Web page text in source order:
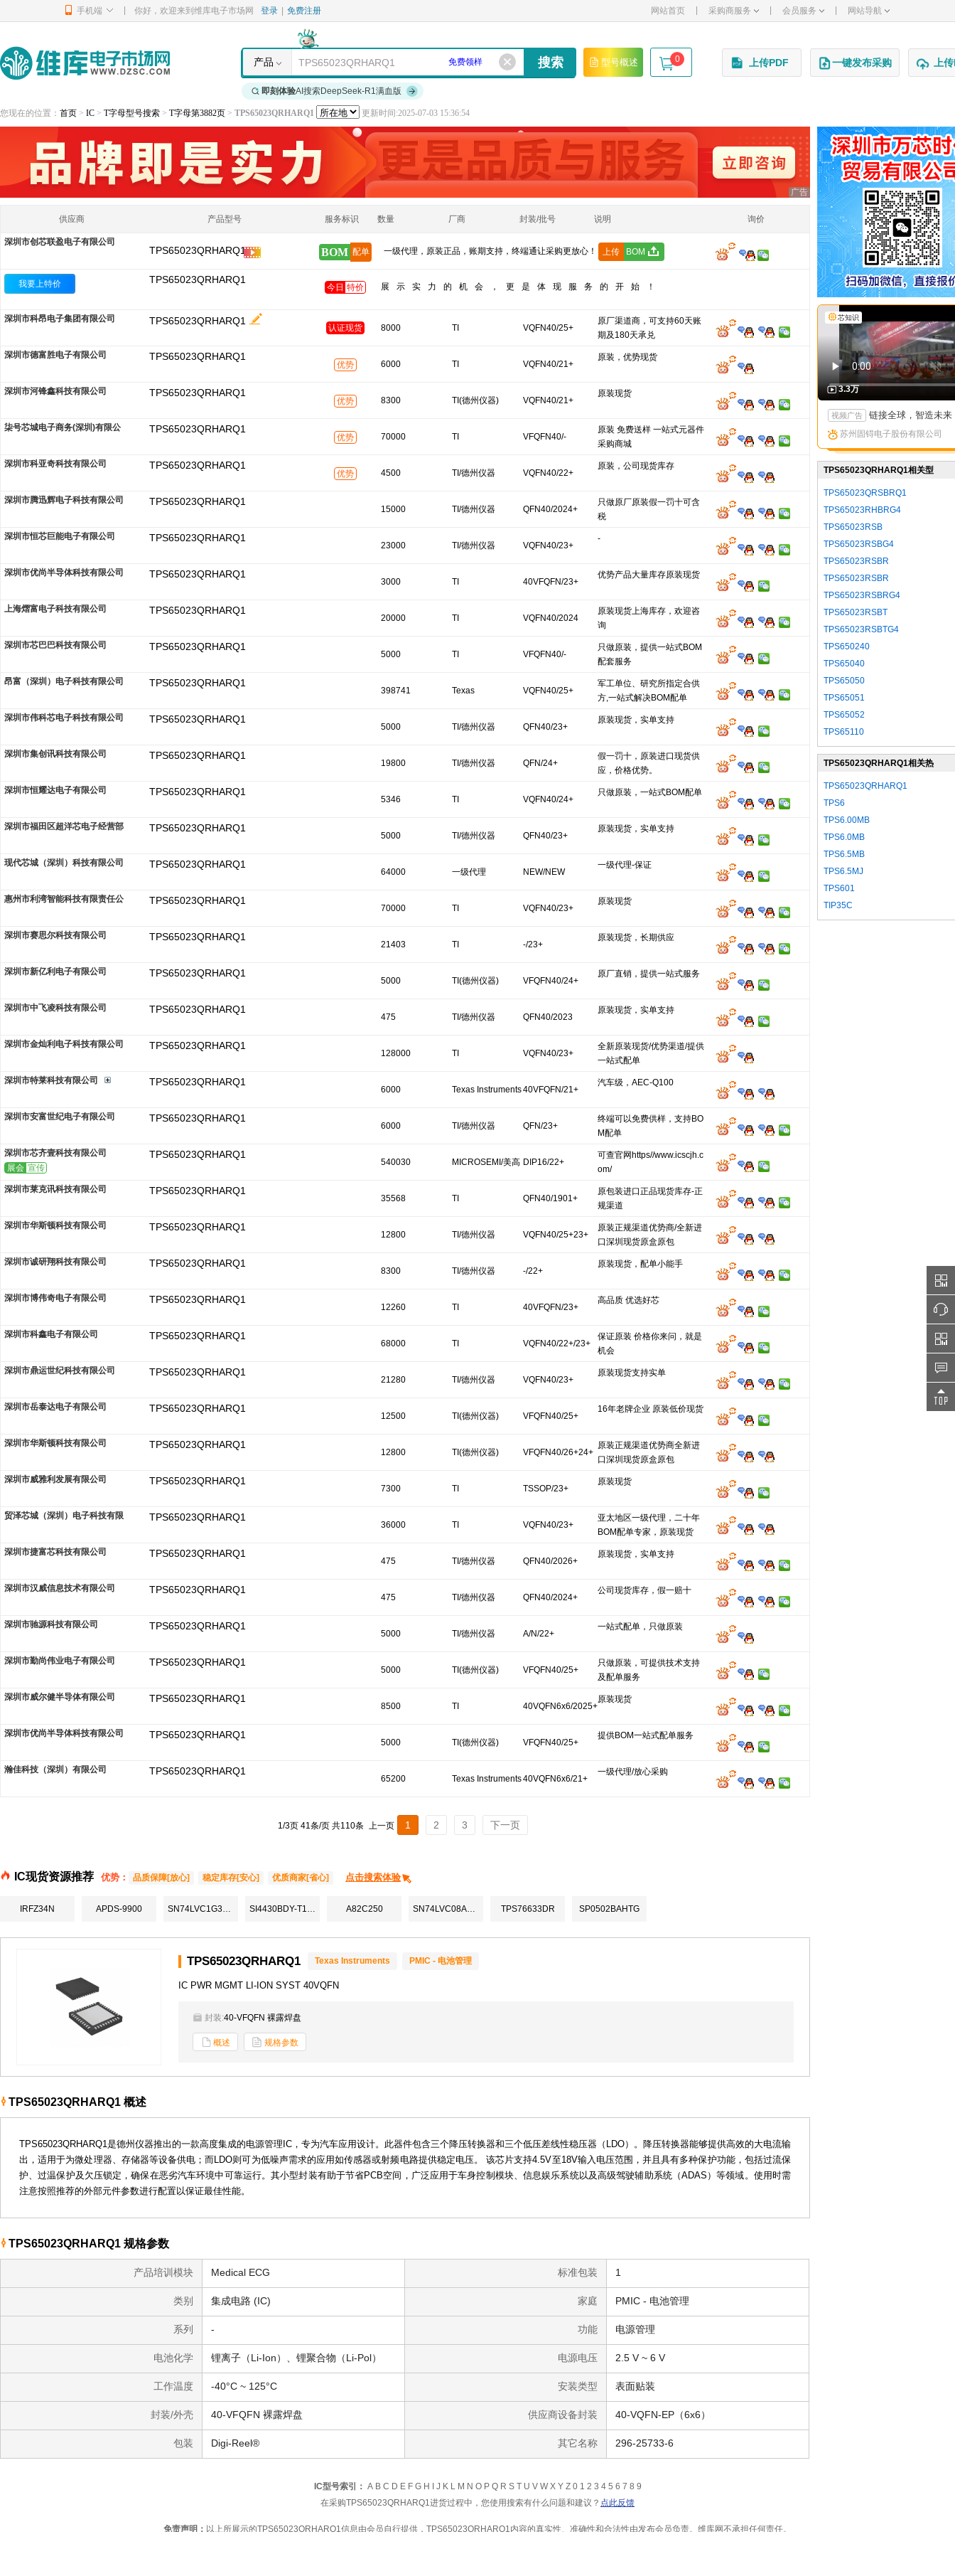
手机端 你好，欢迎来到维库电子市场网 登录 免费注册 网站首页 采购商服务 会员服务 网站导航
产品 免费领样 型号概述 0
即刻体验AI搜索DeepSeek-R1满血版
上传PDF 一键发布采购 上
您现在的位置： 首页 > IC > T字母型号搜索 > T字母第3882页 > TPS65023QRHARQ1 更新时间:2025-07-03 15:36:54
广告
供应商 产品型号 服务标识 数量 厂商 封装/批号 说明 询价
深圳市创芯联盈电子有限公司
TPS65023QRHARQ1 BOM 配单 一级代理，原装正品，账期支持，终端通让采购更放心！ 上传 BOM
我要上特价 TPS65023QRHARQ1
今日 特价 展示实力的机会，更是体现服务的开始！
深圳市科昂电子集团有限公司 TPS65023QRHARQ1
认证现货 8000 TI VQFN40/25+
原厂渠道商，可支持60天账
期及180天承兑
深圳市德富胜电子有限公司
TPS65023QRHARQ1
优势 6000 TI VQFN40/21+
原装，优势现货
深圳市河锋鑫科技有限公司 TPS65023QRHARQ1
优势 8300 TI(德州仪器) VQFN40/21+
原装现货
柒号芯城电子商务(深圳)有限公 TPS65023QRHARQ1
优势 70000 TI VFQFN40/-
原装 免费送样 一站式元器件
采购商城
深圳市科亚奇科技有限公司
TPS65023QRHARQ1
优势 4500 TI/德州仪器 VQFN40/22+
原装，公司现货库存
深圳市腾迅辉电子科技有限公司 TPS65023QRHARQ1
15000 TI/德州仪器 QFN40/2024+
只做原厂原装假一罚十可含
税
深圳市恒芯巨能电子有限公司
TPS65023QRHARQ1
23000 TI/德州仪器 VQFN40/23+
-
深圳市优尚半导体科技有限公司 TPS65023QRHARQ1
3000 TI 40VFQFN/23+
优势产品大量库存原装现货
上海熠富电子科技有限公司 TPS65023QRHARQ1
20000 TI VQFN40/2024
原装现货上海库存，欢迎咨
询
深圳市芯巴巴科技有限公司
TPS65023QRHARQ1
5000 TI VFQFN40/-
只做原装，提供一站式BOM
配套服务
昂富（深圳）电子科技有限公司
TPS65023QRHARQ1
398741 Texas
Instruments/德州
VQFN40/25+
军工单位、研究所指定合供
方,一站式解决BOM配单
深圳市伟科芯电子科技有限公司
TPS65023QRHARQ1
5000 TI/德州仪器 QFN40/23+
原装现货，实单支持
深圳市集创讯科技有限公司 TPS65023QRHARQ1
19800 TI/德州仪器 QFN/24+
假一罚十，原装进口现货供
应，价格优势。
深圳市恒耀达电子有限公司
TPS65023QRHARQ1
5346 TI VQFN40/24+
只做原装，一站式BOM配单
深圳市福田区超洋芯电子经营部 TPS65023QRHARQ1
5000 TI/德州仪器 QFN40/23+
原装现货，实单支持
现代芯城（深圳）科技有限公司 TPS65023QRHARQ1
64000 一级代理 NEW/NEW
一级代理-保证
惠州市利湾智能科技有限责任公 TPS65023QRHARQ1
70000 TI VQFN40/23+
原装现货
深圳市赛思尔科技有限公司 TPS65023QRHARQ1
21403 TI -/23+
原装现货，长期供应
深圳市新亿利电子有限公司 TPS65023QRHARQ1
5000 TI(德州仪器) VFQFN40/24+
原厂直销，提供一站式服务
深圳市中飞凌科技有限公司 TPS65023QRHARQ1
475 TI/德州仪器 QFN40/2023
原装现货，实单支持
深圳市金灿利电子科技有限公司 TPS65023QRHARQ1
128000 TI VQFN40/23+
全新原装现货/优势渠道/提供
一站式配单
深圳市特莱科技有限公司
TPS65023QRHARQ1
6000 Texas Instruments40VFQFN/21+
汽车级，AEC-Q100
深圳市安富世纪电子有限公司 TPS65023QRHARQ1
6000 TI/德州仪器 QFN/23+
终端可以免费供样，支持BO
M配单
深圳市芯齐壹科技有限公司
展会 宣传
TPS65023QRHARQ1
540030 MICROSEMI/美高 DIP16/22+
可查官网https//www.icscjh.c
om/
深圳市莱克讯科技有限公司
TPS65023QRHARQ1
35568 TI QFN40/1901+
原包装进口正品现货库存-正
规渠道
深圳市华斯顿科技有限公司
TPS65023QRHARQ1
12800 TI/德州仪器 VQFN40/25+23+
原装正规渠道优势商/全新进
口深圳现货原盒原包
深圳市诚研翔科技有限公司
TPS65023QRHARQ1
8300 TI/德州仪器 -/22+
原装现货，配单小能手
深圳市博伟奇电子有限公司 TPS65023QRHARQ1
12260 TI 40VFQFN/23+
高品质 优选好芯
深圳市科鑫电子有限公司 TPS65023QRHARQ1
68000 TI VQFN40/22+/23+
保证原装 价格你来问，就是
机会
深圳市鼎运世纪科技有限公司
TPS65023QRHARQ1
21280 TI/德州仪器 VQFN40/23+
原装现货支持实单
深圳市岳泰达电子有限公司 TPS65023QRHARQ1
12500 TI(德州仪器) VFQFN40/25+
16年老牌企业 原装低价现货
深圳市华斯顿科技有限公司 TPS65023QRHARQ1
12800 TI(德州仪器) VFQFN40/26+24+
原装正规渠道优势商全新进
口深圳现货原盒原包
深圳市威雅利发展有限公司
TPS65023QRHARQ1
7300 TI TSSOP/23+
原装现货
贸泽芯城（深圳）电子科技有限 TPS65023QRHARQ1
36000 TI VQFN40/23+
亚太地区一级代理，二十年
BOM配单专家，原装现货
深圳市捷富芯科技有限公司
TPS65023QRHARQ1
475 TI/德州仪器 QFN40/2026+
原装现货，实单支持
深圳市汉威信息技术有限公司 TPS65023QRHARQ1
475 TI/德州仪器 QFN40/2024+
公司现货库存，假一赔十
深圳市驰源科技有限公司 TPS65023QRHARQ1
5000 TI/德州仪器 A/N/22+
一站式配单，只做原装
深圳市勤尚伟业电子有限公司 TPS65023QRHARQ1
5000 TI(德州仪器) VFQFN40/25+
只做原装，可提供技术支持
及配单服务
深圳市威尔健半导体有限公司
TPS65023QRHARQ1
8500 TI 40VQFN6x6/2025+
原装现货
深圳市优尚半导体科技有限公司 TPS65023QRHARQ1
5000 TI(德州仪器) VFQFN40/25+
提供BOM一站式配单服务
瀚佳科技（深圳）有限公司 TPS65023QRHARQ1
65200 Texas Instruments40VQFN6x6/21+
一级代理/放心采购
1/3页 41条/页 共110条 上一页 1 2 3 下一页
IC现货资源推荐 优势： 品质保障[放心] 稳定库存[安心] 优质商家[省心] 点击搜索体验
IRFZ34N APDS-9900 SN74LVC1G32DCKR SI4430BDY-T1-E3 A82C250 SN74LVC08ADBR TPS76633DR SP0502BAHTG
TPS65023QRHARQ1 Texas Instruments PMIC - 电池管理
IC PWR MGMT LI-ION SYST 40VQFN
封装:40-VFQFN 裸露焊盘
概述 规格参数
TPS65023QRHARQ1 概述
TPS65023QRHARQ1是德州仪器推出的一款高度集成的电源管理IC，专为汽车应用设计。此器件包含三个降压转换器和三个低压差线性稳压器（LDO）。降压转换器能够提供高效的大电流输
出，适用于为微处理器、存储器等设备供电；而LDO则可为低噪声需求的应用如传感器或射频电路提供稳定电压。 该芯片支持4.5V至18V输入电压范围，并且具有多种保护功能，包括过流保
护、过温保护及欠压锁定，确保在恶劣汽车环境中可靠运行。其小型封装有助于节省PCB空间，广泛应用于车身控制模块、信息娱乐系统以及高级驾驶辅助系统（ADAS）等领域。使用时需
注意按照推荐的外部元件参数进行配置以保证最佳性能。
TPS65023QRHARQ1 规格参数
产品培训模块 Medical ECG 标准包装 1
类别 集成电路 (IC) 家庭 PMIC - 电池管理
系列 - 功能 电源管理
电池化学 锂离子（Li-Ion）、锂聚合物（Li-Pol） 电源电压 2.5 V ~ 6 V
工作温度 -40°C ~ 125°C 安装类型 表面贴装
封装/外壳 40-VFQFN 裸露焊盘 供应商设备封装 40-VQFN-EP（6x6）
包装 Digi-Reel® 其它名称 296-25733-6
芯知识
3.3万
视频广告 链接全球，智造未来：苏州固锝以创新矩阵亮相国际高端产
苏州固锝电子股份有限公司
TPS65023QRHARQ1相关型
号
TPS65023QRSBRQ1
TPS65023RHBRG4
TPS65023RSB
TPS65023RSBG4
TPS65023RSBR
TPS65023RSBR
TPS65023RSBRG4
TPS65023RSBT
TPS65023RSBTG4
TPS650240
TPS65040
TPS65050
TPS65051
TPS65052
TPS65110
TPS65023QRHARQ1相关热
门型号
TPS65023QRHARQ1
TPS6
TPS6.00MB
TPS6.0MB
TPS6.5MB
TPS6.5MJ
TPS601
TIP35C
IC型号索引： A B C D E F G H J K L M N O P Q R S T U V W X Y Z 0 1 2 3 4 5 6 7 8 9
在采购TPS65023QRHARQ1进货过程中，您使用搜索有什么问题和建议？ 点此反馈
免责声明： 以上所展示的TPS65023QRHARQ1信息由会员自行提供，TPS65023QRHARQ1内容的真实性、准确性和合法性由发布会员负责。维库网不承担任何责任。